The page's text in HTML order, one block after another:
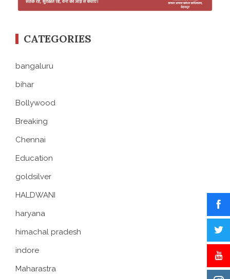
CATEGORIES
bangaluru
bihar
Bollywood
Breaking
Chennai
Education
goldsilver
HALDWANI
haryana
himachal pradesh
indore
Maharastra